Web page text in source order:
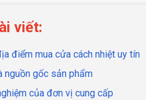
viết:
điểm mua cửa cách nhiệt uy tín
nguồn gốc sản phẩm
của đơn vị cung cấp